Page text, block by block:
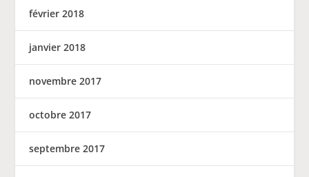
février 2018
janvier 2018
novembre 2017
octobre 2017
septembre 2017